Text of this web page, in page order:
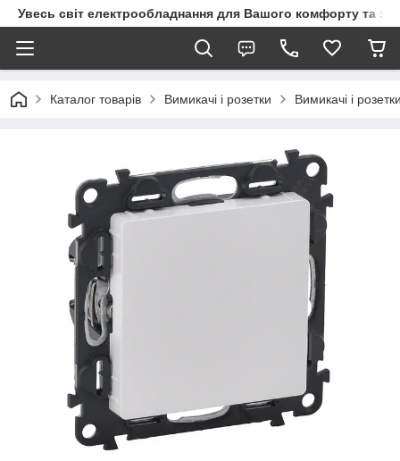
Увесь світ електрообладнання для Вашого комфорту та
Каталог товарів Вимикачі і розетки Вимикачі і